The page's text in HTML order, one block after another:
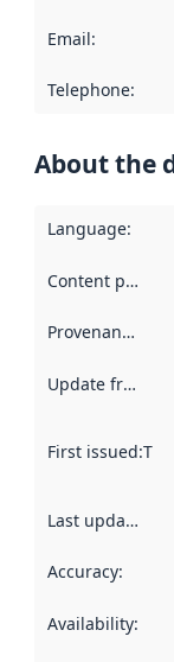
Email:
Telephone:
About the
Language:
Content providers
Provenance
Update frequency
First issued:
Last updated
Accuracy:
Availability: